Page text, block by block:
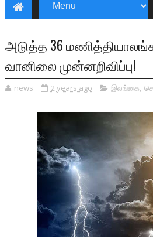
அடுத்த 36
வானிலை முன்னறிவிப்பு!
news 2 years ago இலங்கை,